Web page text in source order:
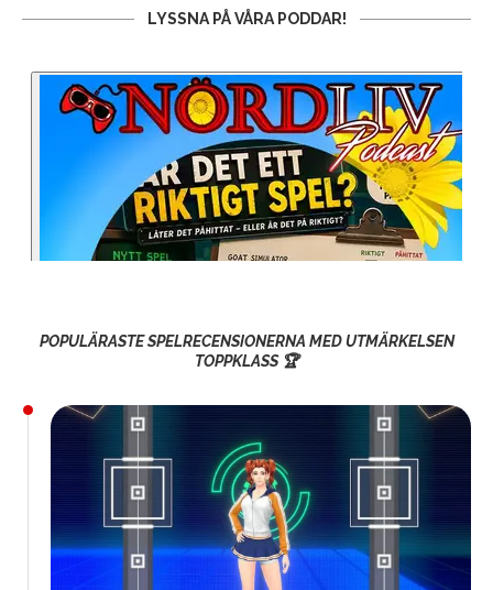
LYSSNA PÅ VÅRA PODDAR!
POPULÄRASTE SPELRECENSIONERNA MED UTMÄRKELSEN
TOPPKLASS 🏆